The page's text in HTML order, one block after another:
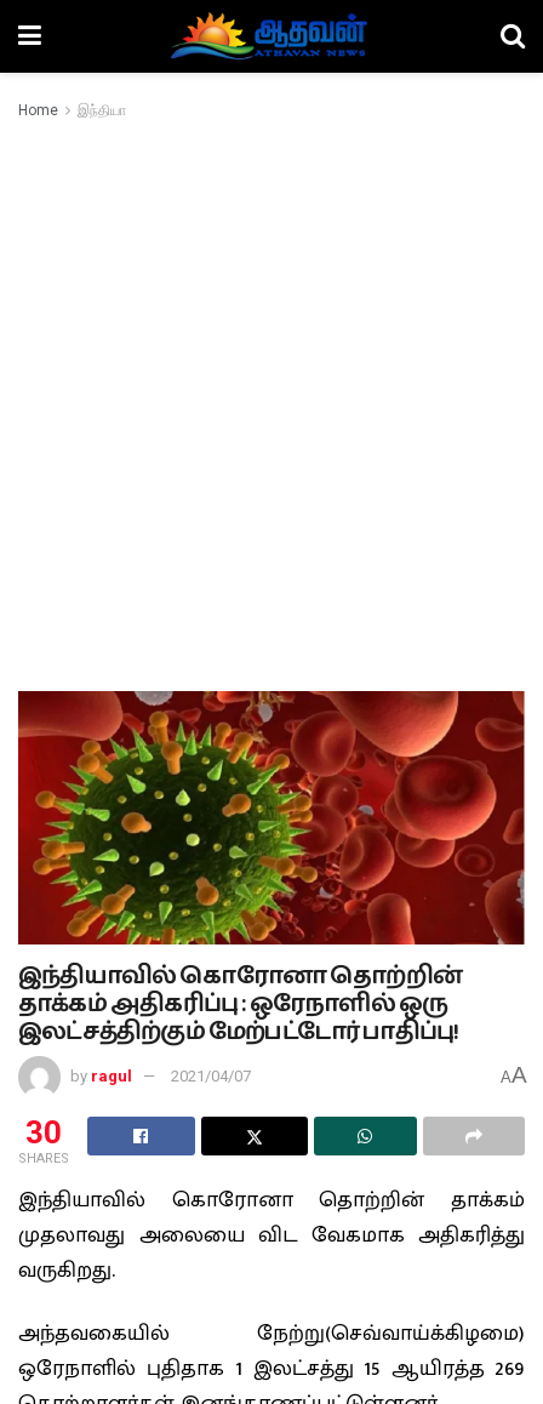
Home இந்தியா
இந்தியாவில் கொரோனா தொற்றின்
தாக்கம் அதிகரிப்பு : ஒரேநாளில் ஒரு
இலட்சத்திற்கும் மேற்பட்டோர் பாதிப்பு!
by ragul 2021/04/07 AA
30
SHARES
இந்தியாவில் கொரோனா தொற்றின் தாக்கம்
முதலாவது அலையை விட வேகமாக அதிகரித்து
வருகிறது.
அந்தவகையில் நேற்று(செவ்வாய்க்கிழமை)
ஒரேநாளில் புதிதாக 1 இலட்சத்து 15 ஆயிரத்த 269